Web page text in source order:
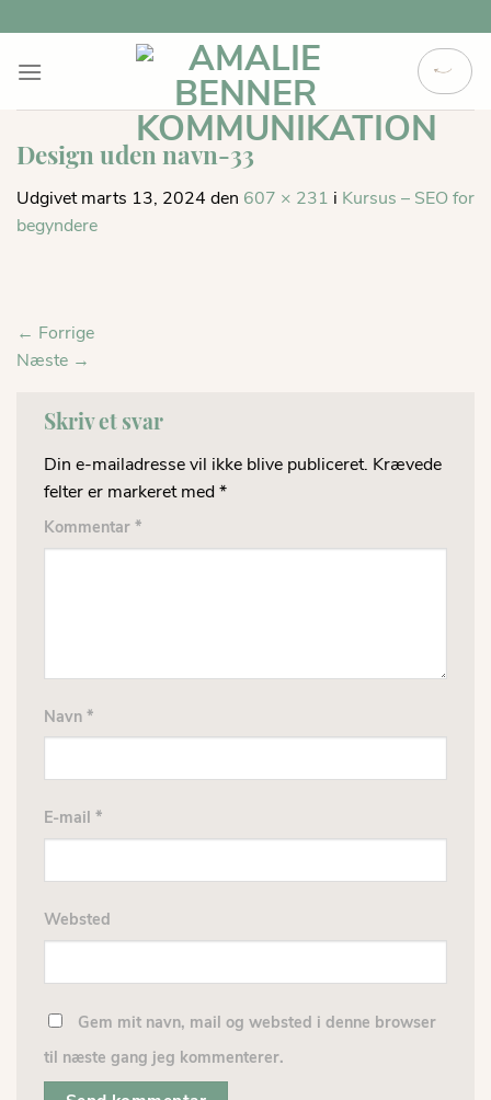
indhold
Design uden navn-33
Udgivet marts 13, 2024 den 607 × 231 i Kursus – SEO for
begyndere
← Forrige
Næste →
Skriv et svar
Din e-mailadresse vil ikke blive publiceret. Krævede
felter er markeret med *
Kommentar *
Navn *
E-mail *
Websted
Gem mit navn, mail og websted i denne browser
til næste gang jeg kommenterer.